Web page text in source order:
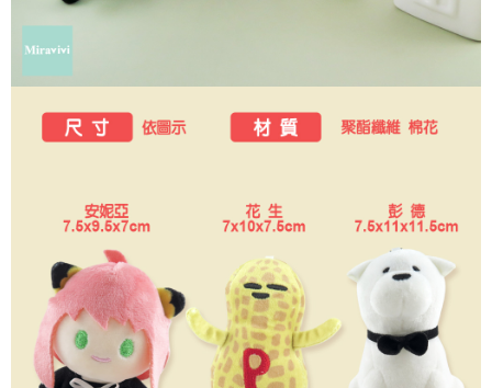
４．使用「AFTEE先享後付」時，將依據個別帳號之用戶狀況，依本公司即
時審查核予不同之上限額度；若仍有額度不足之情形，本公司將視審查結果
請求用戶進行身份認證。
恩沛科技股份有限公司將有權停止該用戶之使用額度並採取法律行動。